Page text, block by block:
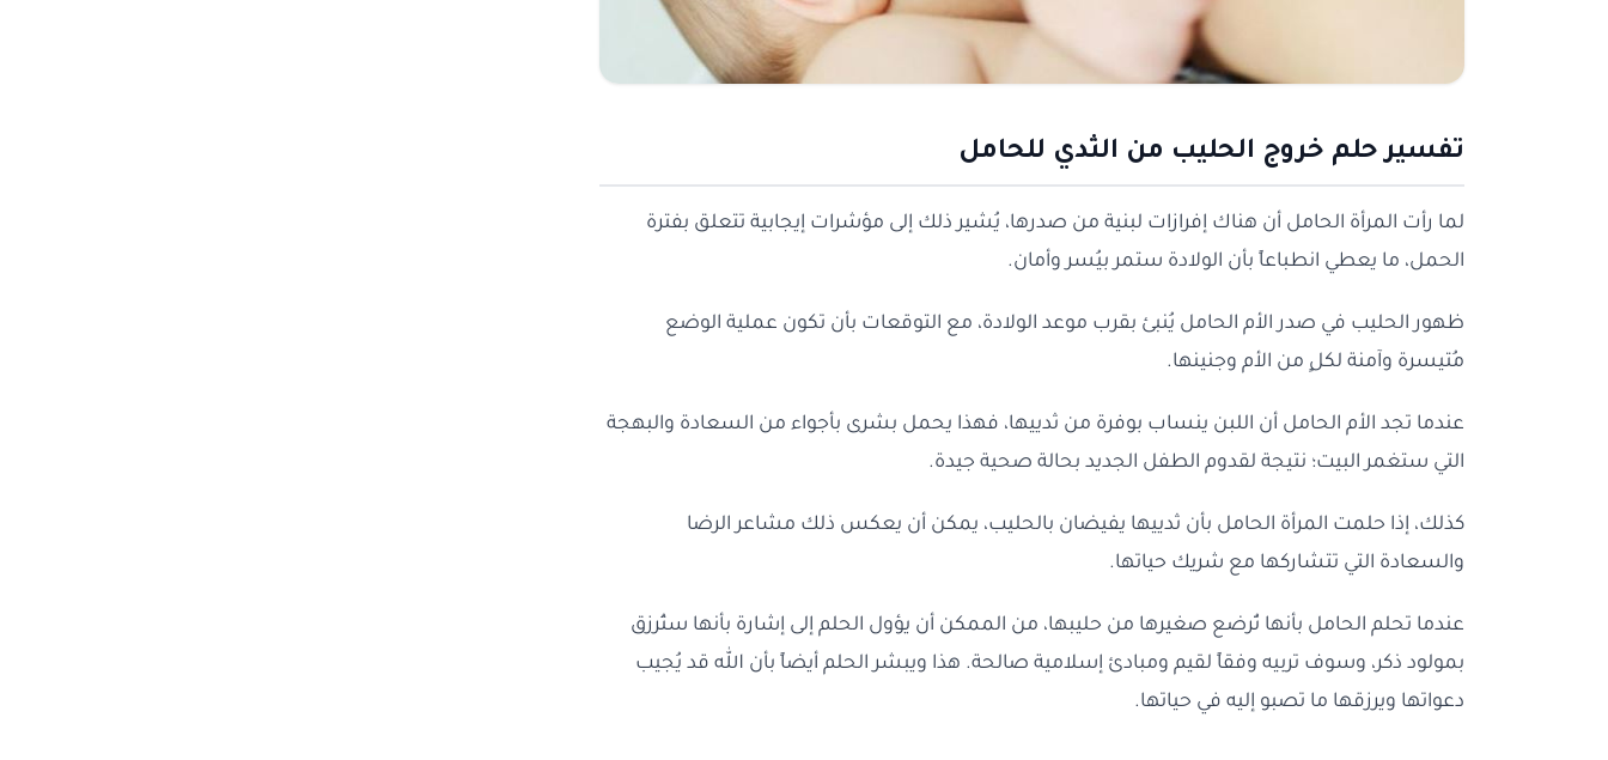
تفسير حلم خروج الحليب من الثدي للحامل
لما رأت المرأة الحامل أن هناك إفرازات لبنية من صدرها، يُشير ذلك إلى مؤشرات إيجابية تتعلق بفترة
الحمل، ما يعطي انطباعاً بأن الولادة ستمر بيُسر وأمان.
ظهور الحليب في صدر الأم الحامل يُنبئ بقرب موعد الولادة، مع التوقعات بأن تكون عملية الوضع
مُتيسرة وآمنة لكلٍ من الأم وجنينها.
عندما تجد الأم الحامل أن اللبن ينساب بوفرة من ثدييها، فهذا يحمل بشرى بأجواء من السعادة والبهجة
التي ستغمر البيت؛ نتيجة لقدوم الطفل الجديد بحالة صحية جيدة.
كذلك، إذا حلمت المرأة الحامل بأن ثدييها يفيضان بالحليب، يمكن أن يعكس ذلك مشاعر الرضا
والسعادة التي تتشاركها مع شريك حياتها.
عندما تحلم الحامل بأنها تُرضع صغيرها من حليبها، من الممكن أن يؤول الحلم إلى إشارة بأنها ستُرزق
بمولود ذكر، وسوف تربيه وفقاً لقيم ومبادئ إسلامية صالحة. هذا ويبشر الحلم أيضاً بأن الله قد يُجيب
دعواتها ويرزقها ما تصبو إليه في حياتها.